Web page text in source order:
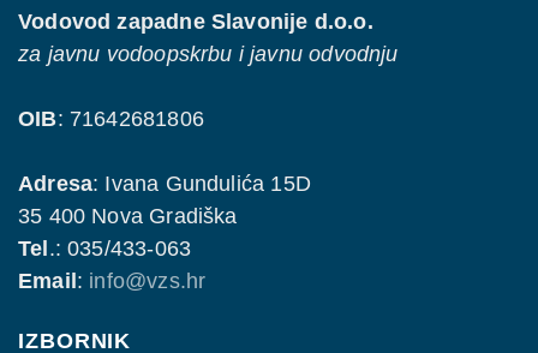
Vodovod zapadne Slavonije d.o.o.
za javnu vodoopskrbu i javnu odvodnju
OIB: 71642681806
Adresa: Ivana Gundulića 15D
35 400 Nova Gradiška
Tel .: 035/433-063
Email : info@vzs.hr
IZBORNIK